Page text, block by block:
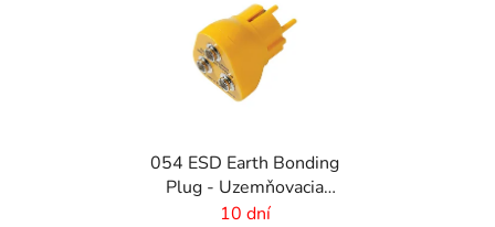
054 ESD Earth Bonding
Plug - Uzemňovacia
ESD zástrčka
10 dní